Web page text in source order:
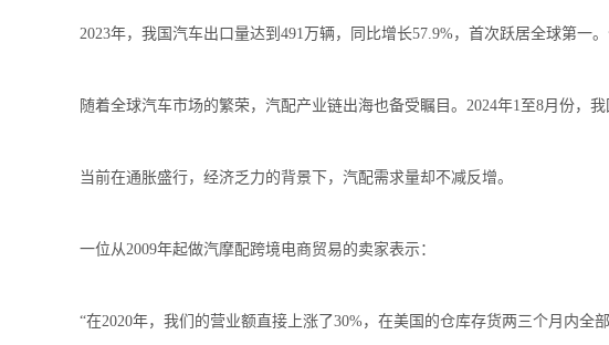
2023年，我国汽车出口量达到491万辆，同比增长57.9%，首次跃居全球第一
随着全球汽车市场的繁荣，汽配产业链出海也备受瞩目。2024年1至8月份，
当前在通胀盛行，经济乏力的背景下，汽配需求量却不减反增。
一位从2009年起做汽摩配跨境电商贸易的卖家表示：
“在2020年，我们的营业额直接上涨了30%，在美国的仓库存货两三个月内